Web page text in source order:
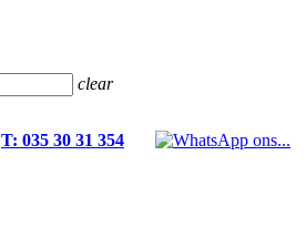
clear
T: 035 30 31 354